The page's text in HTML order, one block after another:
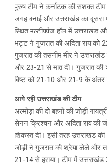
पुरुष टीम ने कर्नाटक की सशक्त
जगह बनाई और उत्तराखंड का दूसरा
स्थित मल्टीपर्पज हॉल में उत्तराखंड
भट्ट ने गुजरात की अदिता राय को
गुजरात की तसनीम मीर ने
और 23-21 से मात दी। गुजरात की
बिष्ट को 21-10 और 21-9 के अंतर
आगे रही उत्तराखंड की टीम
अल्मोड़ा की दो बहनों की जोड़ी
सेनन क्रिश्चन और अदिता राव की
शिकस्त दी। इसी तरह उत्तराखंड
जोड़ी ने गुजरात की श्रेया लेले और
21-14 से हराया। टीम में